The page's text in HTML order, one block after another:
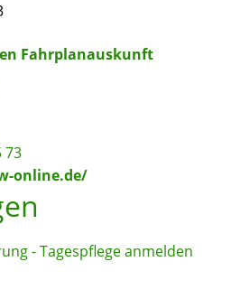
Fahrplanauskunft
73
online.de/
- Tagespflege anmelden